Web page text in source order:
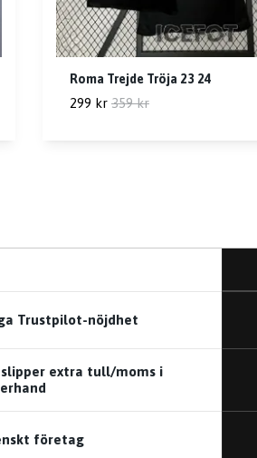
Roma Trejde Tröja 23 24
299 kr 359 kr
Trustpilot-nöjdhet
slipper extra tull/moms i
företag